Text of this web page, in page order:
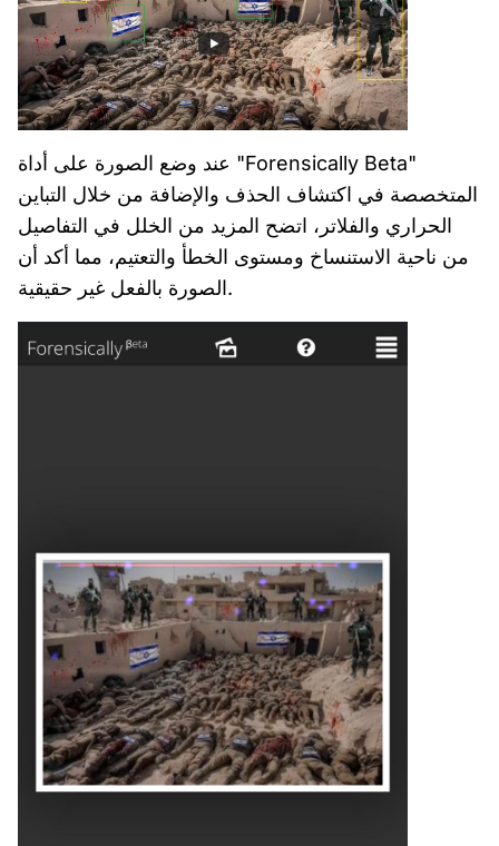
عند وضع الصورة على أداة "Forensically Beta"
المتخصصة في اكتشاف الحذف والإضافة من خلال التباين
الحراري والفلاتر، اتضح المزيد من الخلل في التفاصيل
من ناحية الاستنساخ ومستوى الخطأ والتعتيم، مما أكد أن
الصورة بالفعل غير حقيقية.